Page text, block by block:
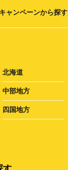
ャンペーンから探す
北海道
中部地方
四国地方